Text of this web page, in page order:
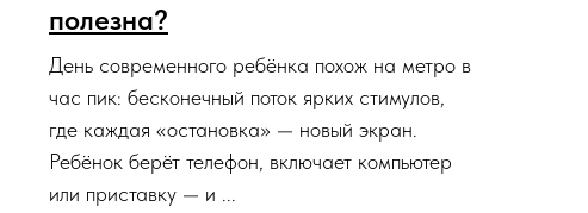
полезна?
День современного ребёнка похож на метро в
час пик: бесконечный поток ярких стимулов,
где каждая «остановка» — новый экран.
Ребёнок берёт телефон, включает компьютер
или приставку — и ...